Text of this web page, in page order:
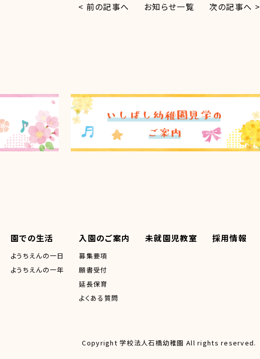
< 前の記事へ お知らせ一覧 次の記事へ >
園での生活
ようちえんの一日
ようちえんの一年
入園のご案内
募集要項
願書受付
延長保育
よくある質問
未就園児教室 採用情報
Copyright 学校法人石橋幼稚園 All rights reserved.